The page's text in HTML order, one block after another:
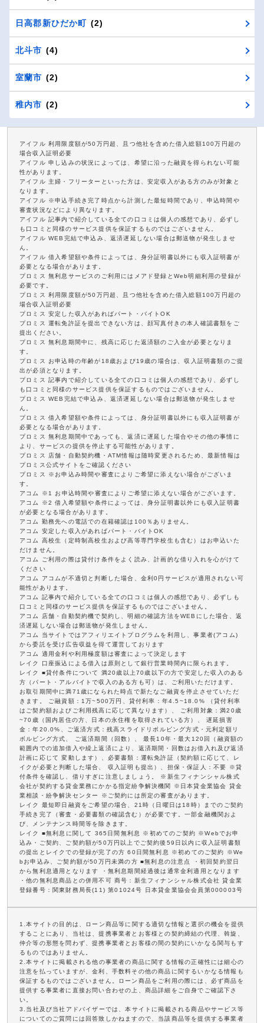
日高郡新ひだか町 (2)
北斗市 (4)
室蘭市 (2)
稚内市 (2)
アイフル 利用限度額が50万円超、且つ他社を含めた借入総額100万円超の
場合収入証明必要
アイフル 申し込みの状況によっては、希望に沿った融資を得られない可能
性があります。
アイフル 主婦・フリーターといった方は、安定収入がある方のみが対象と
なります。
アイフル ※申込手続き完了時点から計測した最短時間であり、申込時間や
審査状況などにより異なります。
アイフル 記事内で紹介している全ての口コミは個人の感想であり、必ずし
も口コミと同様のサービス提供を保証するものではございません。
アイフル WEB完結で申込み、返済遅延しない場合は郵送物が発生しませ
ん。
アイフル 借入希望額や条件によっては、身分証明書以外にも収入証明書が
必要となる場合があります。
プロミス 無利息サービスのご利用にはメアド登録とWeb明細利用の登録が
必要です。
プロミス 利用限度額が50万円超、且つ他社を含めた借入総額100万円超の
場合収入証明必要
プロミス 安定した収入があればパート・バイトOK
プロミス 運転免許証を提出できない方は、顔写真付きの本人確認書類をご
提出ください。
プロミス 無利息期間中に、残高に応じた返済額のご入金が必要となりま
す。
プロミス お申込時の年齢が18歳および19歳の場合は、収入証明書類のご提
出が必須となります。
プロミス 記事内で紹介している全ての口コミは個人の感想であり、必ずし
も口コミと同様のサービス提供を保証するものではございません。
プロミス WEB完結で申込み、返済遅延しない場合は郵送物が発生しませ
ん。
プロミス 借入希望額や条件によっては、身分証明書以外にも収入証明書が
必要となる場合があります。
プロミス 無利息期間中であっても、返済に遅延した場合やその他の事情に
より、サービスの提供を停止する可能性があります。
プロミス 店舗・自動契約機・ATM情報は随時変更されるため、最新情報は
プロミス公式サイトをご確認ください
プロミス ※お申込み時間や審査によりご希望に添えない場合がございま
す。
アコム ※1 お申込時間や審査によりご希望に添えない場合がございます。
アコム ※2 借入希望額や条件によっては、身分証明書以外にも収入証明書
が必要となる場合があります。
アコム 勤務先への電話での在籍確認は100％ありません。
アコム 安定した収入があればパート・バイトOK
アコム 高校生（定時制高校生および高等専門学校生も含む）はお申込いた
だけません。
アコム ご利用の際は貸付け条件をよく読み、計画的な借り入れを心がけて
ください
アコム アコムが不適切と判断した場合、金利0円サービスが適用されない可
能性があります。
アコム 記事内で紹介している全ての口コミは個人の感想であり、必ずしも
口コミと同様のサービス提供を保証するものではございません。
アコム 店舗・自動契約機で契約し、明細の確認方法をWEBにした場合、返
済遅延しない場合は郵送物が発生しません。
アコム 当サイトではアフィリエイトプログラムを利用し、事業者(アコム)
から委託を受け広告収益を得て運営しております
アコム 適用金利や利用極度額は審査によって決定します
レイク 口座振込による借入は原則として銀行営業時間内に限られます。
レイク ■貸付条件について 満20歳以上70歳以下の方で安定した収入のある
方（パート・アルバイトで収入のある方も可）は、ご利用いただけます。
お取引期間中に満71歳になられた時点で新たなご融資を停止させていただ
きます。 ご融資額：1万~500万円、貸付利率：年4.5~18.0% （貸付利率
はご契約額およびご利用残高に応じて異なります）、 ご利用対象：満20歳
~70歳（国内居住の方、日本の永住権を取得されている方）、 遅延損害
金：年20.0%、ご返済方式：残高スライドリボルビング方式・元利定額リ
ボルビング方式、 ご返済期間（回数）、 最長10年・最大120回（融資額の
範囲内での追加借入や繰上返済により、返済期間・回数はお借入れ及び返済
計画に応じて 変動します）、必要書類：運転免許証（契約額に応じて、レ
イクが必要と判断した場合、 収入証明も提出）、担保・保証人：不要 ※貸
付条件を確認し、借りすぎに注意しましょう。 ※新生フィナンシャル株式
会社が契約する貸金業務にかかる指定紛争解決機関 ※日本貸金業協会 貸金
業相談・紛争解決センター ※ご契約には所定の審査があります。
レイク 最短即日融資をご希望の場合、21時（日曜日は18時）までのご契約
手続き完了（審査・必要書類の確認含む）が必要です。一部金融機関およ
び、メンテナンス時間等を除きます。
レイク ■無利息に関して 365日間無利息 ※初めてのご契約 ※Webでお申
込み・ご契約、ご契約額が50万円以上でご契約後59日以内に収入証明書類
の提出とレイクでの登録が完了の方 60日間無利息 ※初めてのご契約 ※We
bお申込み、ご契約額が50万円未満の方 ■無利息の注意点 ・初回契約翌日
から無利息適用となります ・無利息期間経過後は通常金利適用となります
・他の無利息商品との併用不可 商号：新生フィナンシャル株式会社 貸金業
登録番号：関東財務局長(11) 第01024号 日本貸金業協会会員第000003号
1.本サイトの目的は、ローン商品等に関する適切な情報と選択の機会を提供
することにあり、当社は、提携事業者とお客様との契約締結の代理、斡旋、
仲介等の形態を問わず、提携事業者とお客様の間の契約にいかなる関与もす
るものではありません。
2.本サイトに掲載される他の事業者の商品に関する情報の正確性には細心の
注意を払っていますが、金利、手数料その他の商品に関するいかなる情報も
保証するものではございません。ローン商品をご利用の際には、必ず商品を
提供する事業者に直接お問い合わせの上、商品詳細をご自身でご確認下さ
い。
3.当社及び当社アドバイザーでは、本サイトに掲載される商品やサービス等
についてのご質問には回答致しかねますので、当該商品等を提供する事業者